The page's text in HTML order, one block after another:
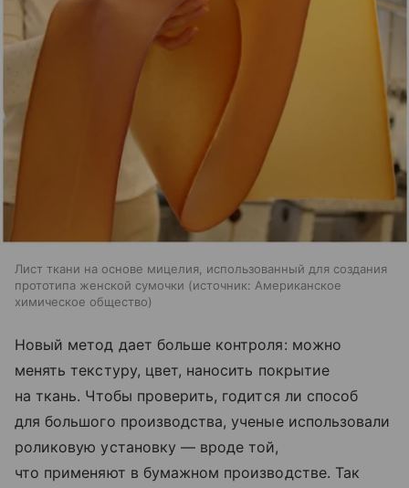
Лист ткани на основе мицелия, использованный для создания
прототипа женской сумочки
источник: Американское
химическое общество
Новый метод дает больше контроля: можно
менять текстуру, цвет, наносить покрытие
на ткань. Чтобы проверить, годится ли способ
для большого производства, ученые использовали
роликовую установку — вроде той,
что применяют в бумажном производстве. Так